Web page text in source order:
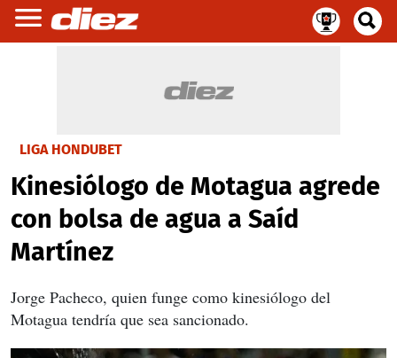
LIGA HONDUBET
Kinesiólogo de Motagua agrede
con bolsa de agua a Saíd
Martínez
Jorge Pacheco, quien funge como kinesiólogo del
Motagua tendría que sea sancionado.